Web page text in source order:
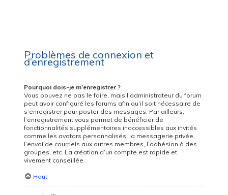
Problèmes de connexion et
d’enregistrement
Pourquoi dois-je m’enregistrer ?
Vous pouvez ne pas le faire, mais l’administrateur du forum
peut avoir configuré les forums afin qu’il soit nécessaire de
s’enregistrer pour poster des messages. Par ailleurs,
l’enregistrement vous permet de bénéficier de
fonctionnalités supplémentaires inaccessibles aux invités
comme les avatars personnalisés, la messagerie privée,
l’envoi de courriels aux autres membres, l’adhésion à des
groupes, etc. La création d’un compte est rapide et
vivement conseillée.
Haut